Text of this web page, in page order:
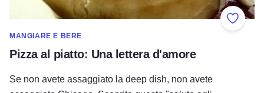
MANGIARE E BERE
Pizza al piatto: Una lettera d'amore
Se non avete assaggiato la deep dish, non avete